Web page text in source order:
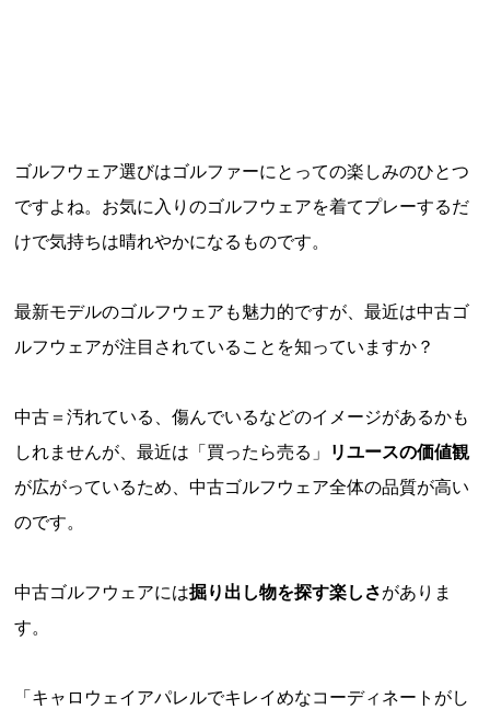
ゴルフウェア選びはゴルファーにとっての楽しみのひとつ
ですよね。お気に入りのゴルフウェアを着てプレーするだ
けで気持ちは晴れやかになるものです。
最新モデルのゴルフウェアも魅力的ですが、最近は中古ゴ
ルフウェアが注目されていることを知っていますか？
中古＝汚れている、傷んでいるなどのイメージがあるかも
しれませんが、最近は「買ったら売る」
リユースの価値観
が広がっているため、中古ゴルフウェア全体の品質が高い
のです。
中古ゴルフウェアには掘り出し物を探す楽しさがありま
す。
「キャロウェイアパレルでキレイめなコーディネートがし